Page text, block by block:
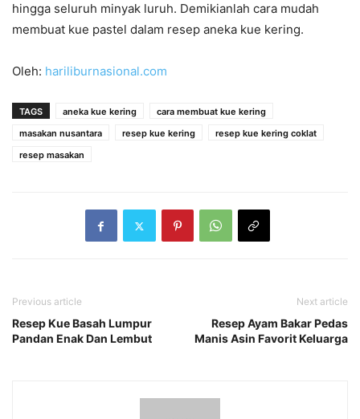
hingga seluruh minyak luruh. Demikianlah cara mudah
membuat kue pastel dalam resep aneka kue kering.
Oleh: hariliburnasional.com
TAGS aneka kue kering
cara membuat kue kering
masakan nusantara
resep kue kering
resep kue kering coklat
resep masakan
Previous article
Resep Kue Basah Lumpur
Pandan Enak Dan Lembut
Next article
Resep Ayam Bakar Pedas
Manis Asin Favorit Keluarga